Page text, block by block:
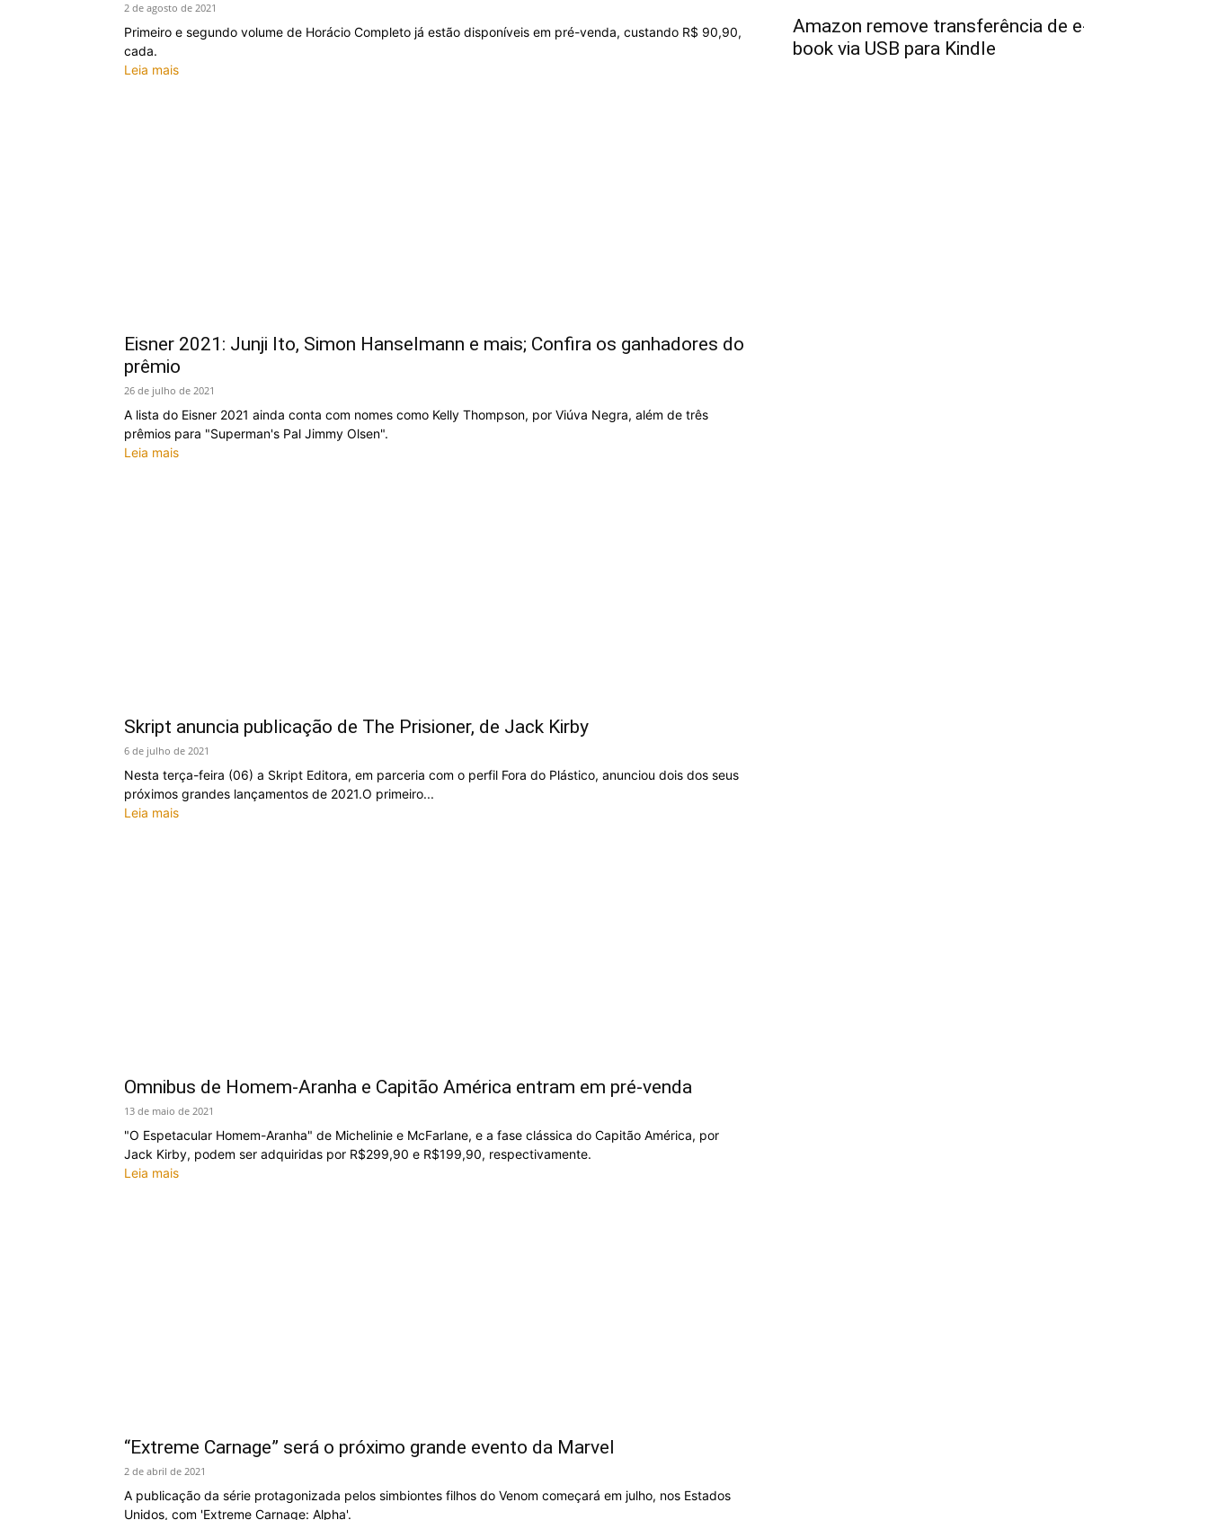
2 de agosto de 2021
Primeiro e segundo volume de Horácio Completo já estão disponíveis em pré-venda, custando R$ 90,90,
cada.
Leia mais
Eisner 2021: Junji Ito, Simon Hanselmann e mais; Confira os ganhadores do
prêmio
26 de julho de 2021
A lista do Eisner 2021 ainda conta com nomes como Kelly Thompson, por Viúva Negra, além de três
prêmios para "Superman's Pal Jimmy Olsen".
Leia mais
Skript anuncia publicação de The Prisioner, de Jack Kirby
6 de julho de 2021
Nesta terça-feira (06) a Skript Editora, em parceria com o perfil Fora do Plástico, anunciou dois dos seus
próximos grandes lançamentos de 2021.O primeiro...
Leia mais
Omnibus de Homem-Aranha e Capitão América entram em pré-venda
13 de maio de 2021
"O Espetacular Homem-Aranha" de Michelinie e McFarlane, e a fase clássica do Capitão América, por
Jack Kirby, podem ser adquiridas por R$299,90 e R$199,90, respectivamente.
Leia mais
“Extreme Carnage” será o próximo grande evento da Marvel
2 de abril de 2021
A publicação da série protagonizada pelos simbiontes filhos do Venom começará em julho, nos Estados
Unidos, com 'Extreme Carnage: Alpha'.
Amazon remove transferência de e-
book via USB para Kindle